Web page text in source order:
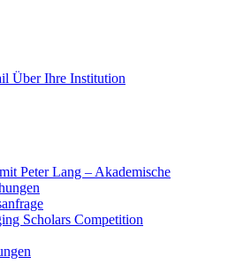
Über Ihre Institution
Peter Lang – Akademische
Scholars Competition